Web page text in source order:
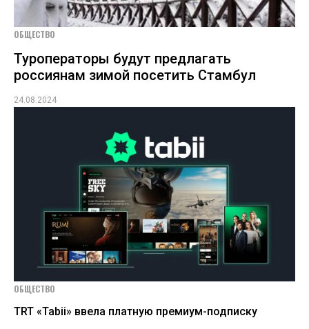
ОБЩЕСТВО
Туроператоры будут предлагать
россиянам зимой посетить Стамбул
24.08.2024
ОБЩЕСТВО
TRT «Tabii» ввела платную премиум-подписку